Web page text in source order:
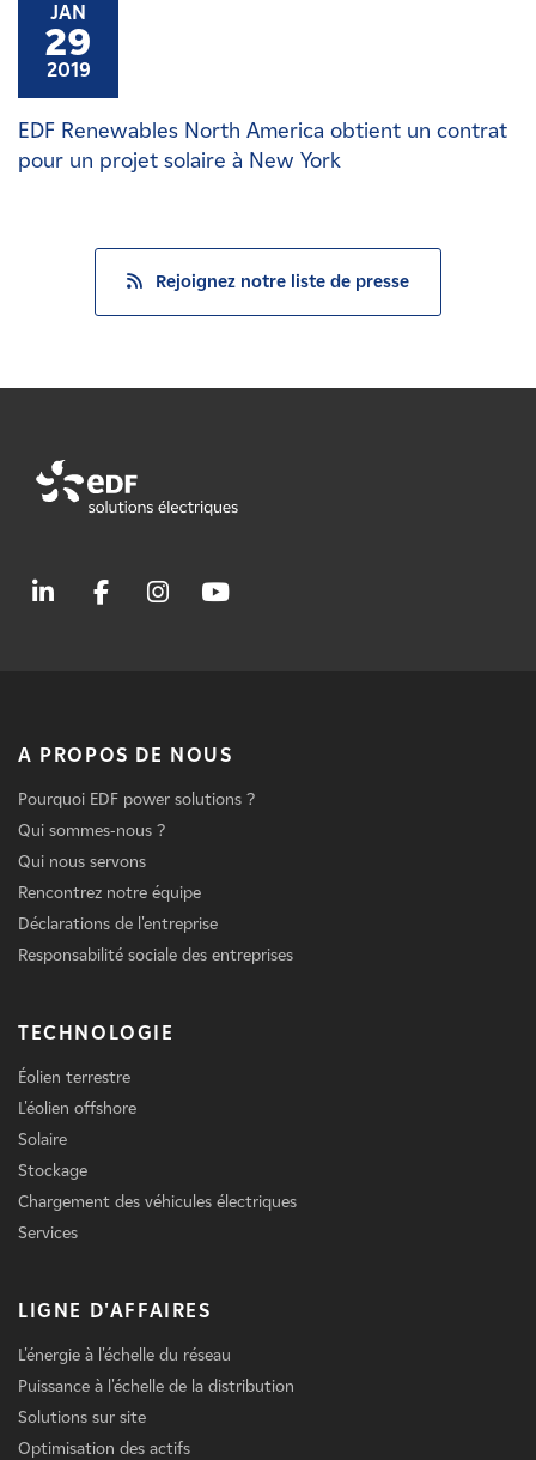
JAN
29
2019
EDF Renewables North America obtient un contrat
pour un projet solaire à New York
Rejoignez notre liste de presse
A PROPOS DE NOUS
Pourquoi EDF power solutions ?
Qui sommes-nous ?
Qui nous servons
Rencontrez notre équipe
Déclarations de l'entreprise
Responsabilité sociale des entreprises
TECHNOLOGIE
Éolien terrestre
L'éolien offshore
Solaire
Stockage
Chargement des véhicules électriques
Services
LIGNE D'AFFAIRES
L'énergie à l'échelle du réseau
Puissance à l'échelle de la distribution
Solutions sur site
Optimisation des actifs